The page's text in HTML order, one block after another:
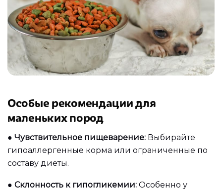
Особые рекомендации для
маленьких пород
● Чувствительное пищеварение: Выбирайте
гипоаллергенные корма или ограниченные по
составу диеты.
● Склонность к гипогликемии: Особенно у